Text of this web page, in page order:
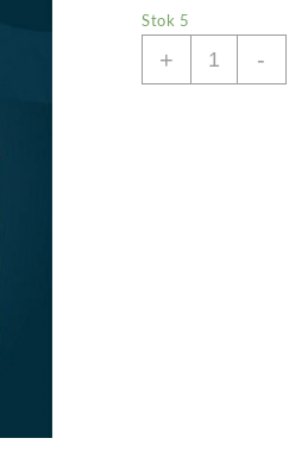
Stok 5
+
Kuantitas
ASBA
-